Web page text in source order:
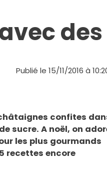
Publié le 15/11/2016 à
confites
sucre. A noël, on
les plus gourmands
recettes encore